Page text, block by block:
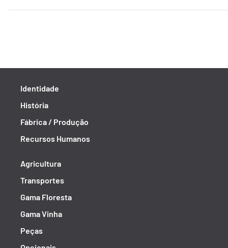
Identidade
História
Fábrica / Produção
Recursos Humanos
Agricultura
Transportes
Gama Floresta
Gama Vinha
Peças